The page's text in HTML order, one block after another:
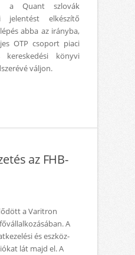
a Quant szlovák
jelentést elkészítő
abba az irányba,
OTP csoport piaci
kereskedési könyvi
váljon.
az FHB-
a Varitron
A
és eszköz-
lát majd el. A